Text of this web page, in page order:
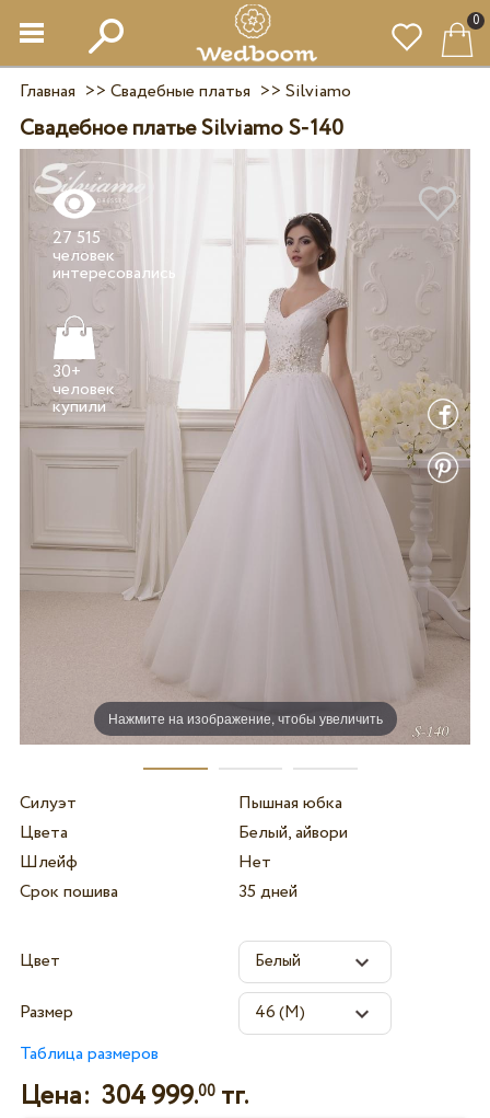
0
Главная >> Свадебные платья >> Silviamo
Свадебное платье Silviamo S-140
Нажмите на изображение, чтобы увеличить
27 515
человек
30+
человек
купили
Силуэт
Пышная юбка
Цвета
Белый, айвори
Шлейф
Нет
Срок пошива
35 дней
Цвет
Размер
Таблица размеров
Цена: 304 999.00тг.